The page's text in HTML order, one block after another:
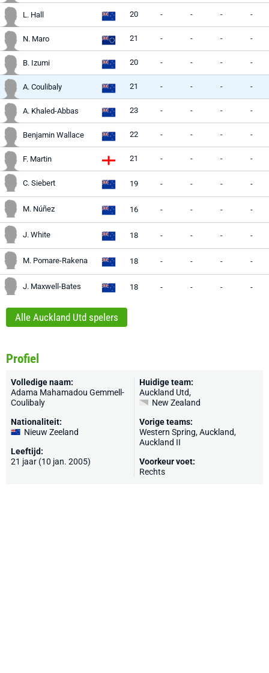
L. Hall 20 - - - -
N. Maro 21 - - - -
B. Izumi 20 - - - -
A. Coulibaly 21 - - - -
A. Khaled-Abbas 23 - - - -
Benjamin Wallace 22 - - - -
F. Martin 21 - - - -
C. Siebert 19 - - - -
M. Núñez 16 - - - -
J. White 18 - - - -
M. Pomare-Rakena 18 - - - -
J. Maxwell-Bates 18 - - - -
Alle Auckland Utd spelers
Profiel
Volledige naam:
Adama Mahamadou Gemmell-
Coulibaly
Nationaliteit:
Nieuw Zeeland
Leeftijd:
21 jaar (10 jan. 2005)
Huidige team:
Auckland Utd,
New Zealand
Vorige teams:
Western Spring, Auckland,
Auckland II
Voorkeur voet:
Rechts